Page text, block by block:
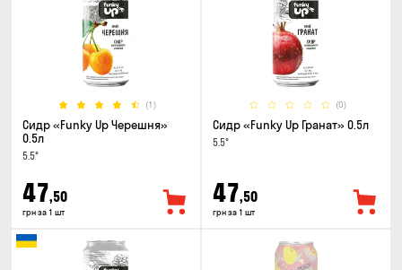
(1)
Сидр «Funky Up Черешня»
0.5л
5.5°
47,50
грн за 1 шт
(0)
Сидр «Funky Up Гранат» 0.5л
5.5°
47,50
грн за 1 шт